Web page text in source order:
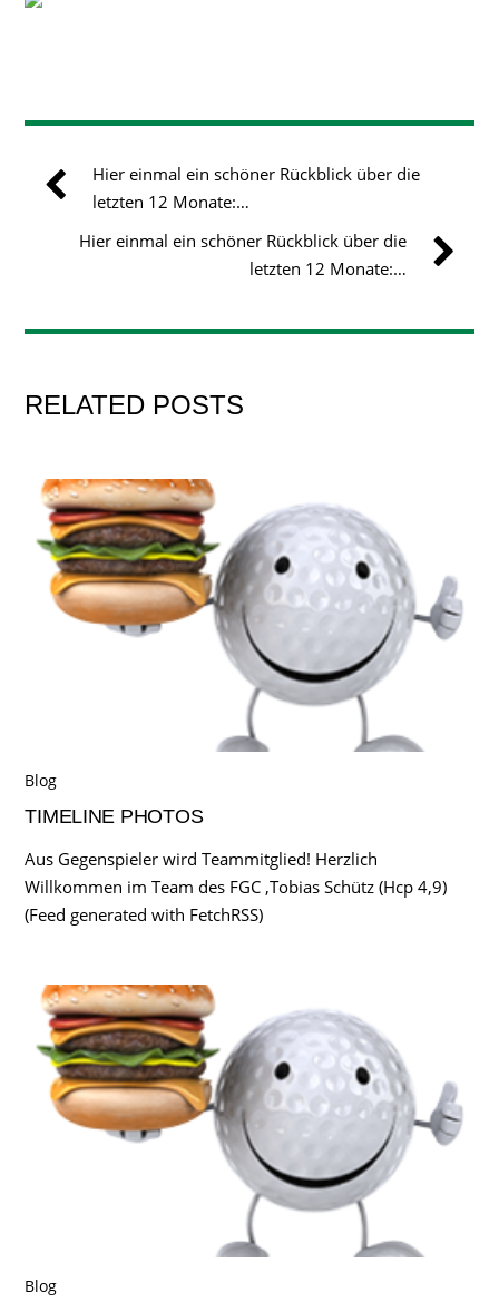
Hier einmal ein schöner Rückblick über die
letzten 12 Monate:…
Hier einmal ein schöner Rückblick über die
letzten 12 Monate:…
RELATED POSTS
Blog
TIMELINE PHOTOS
Aus Gegenspieler wird Teammitglied! Herzlich
Willkommen im Team des FGC ,Tobias Schütz (Hcp 4,9)
(Feed generated with FetchRSS)
Blog